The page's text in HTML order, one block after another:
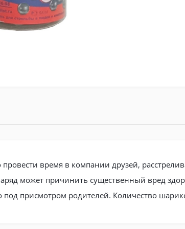
время в компании друзей,
может причинить существенный вред
под присмотром родителей. Количество